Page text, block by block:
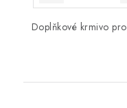
Doplňkové krmivo